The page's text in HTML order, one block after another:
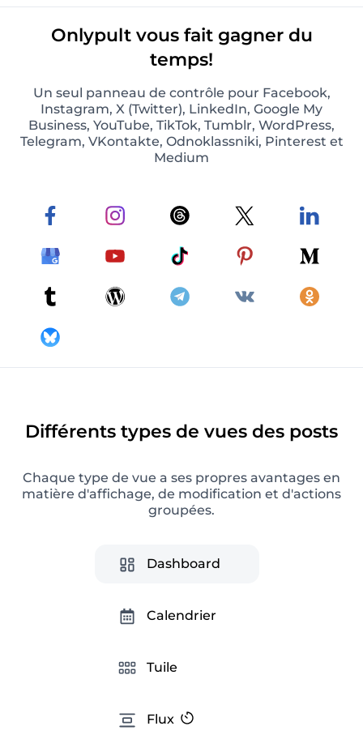
Photos et posts vidéo sur Instagram
Analytique avancée des réseaux sociaux pour
stratégie SMM et créer des rapports prêts à
l'emploi.
Astuces intelligentes pour améliorer votre
Onlypult vous fait gagner du
temps!
Un seul panneau de contrôle pour Facebook,
Instagram, X (Twitter), LinkedIn, Google My
Business, YouTube, TikTok, Tumblr, WordPress,
Telegram, VKontakte, Odnoklassniki, Pinterest et
Medium
Différents types de vues des posts
Chaque type de vue a ses propres avantages en
matière d'affichage, de modification et d'actions
groupées.
Dashboard
Calendrier
Tuile
Flux